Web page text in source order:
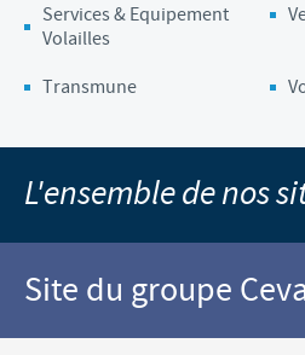
Services & Equipement
Volailles
Transmune
L'ensemble de nos
Site du groupe